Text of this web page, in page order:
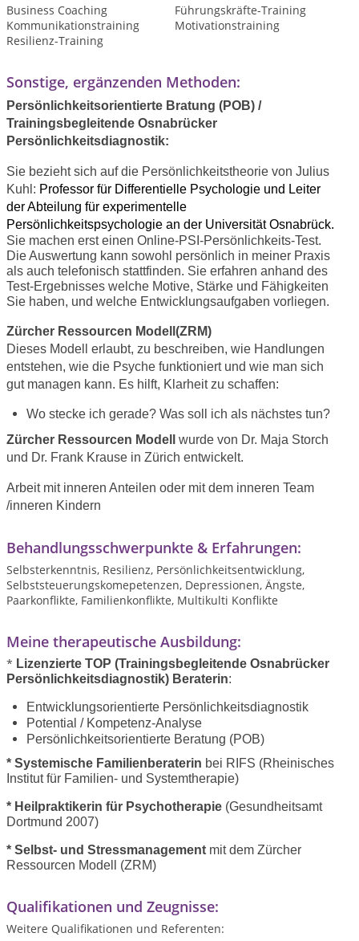
Business Coaching
Führungskräfte-Training
Kommunikationstraining
Motivationstraining
Resilienz-Training
Sonstige, ergänzenden Methoden:
Persönlichkeitsorientierte Bratung (POB) /
Trainingsbegleitende Osnabrücker
Persönlichkeitsdiagnostik:
Sie bezieht sich auf die Persönlichkeitstheorie von Julius
Kuhl: Professor für Differentielle Psychologie und Leiter
der Abteilung für experimentelle
Persönlichkeitspsychologie an der Universität Osnabrück.
Sie machen erst einen Online-PSI-Persönlichkeits-Test.
Die Auswertung kann sowohl persönlich in meiner Praxis
als auch telefonisch stattfinden. Sie erfahren anhand des
Test-Ergebnisses welche Motive, Stärke und Fähigkeiten
Sie haben, und welche Entwicklungsaufgaben vorliegen.
Zürcher Ressourcen Modell(ZRM)
Dieses Modell erlaubt, zu beschreiben, wie Handlungen
entstehen, wie die Psyche funktioniert und wie man sich
gut managen kann. Es hilft, Klarheit zu schaffen:
Wo stecke ich gerade? Was soll ich als nächstes tun?
Zürcher Ressourcen Modell
wurde von Dr. Maja Storch
und Dr. Frank Krause in Zürich entwickelt.
Arbeit mit inneren Anteilen oder mit dem inneren Team
/inneren Kindern
Behandlungsschwerpunkte & Erfahrungen:
Selbsterkenntnis, Resilienz, Persönlichkeitsentwicklung,
Selbststeuerungskomepetenzen, Depressionen, Ängste,
Paarkonflikte, Familienkonflikte, Multikulti Konflikte
Meine therapeutische Ausbildung:
* Lizenzierte TOP (Trainingsbegleitende Osnabrücker
Persönlichkeitsdiagnostik) Beraterin:
Entwicklungsorientierte Persönlichkeitsdiagnostik
Potential / Kompetenz-Analyse
Persönlichkeitsorientierte Beratung (POB)
* Systemische Familienberaterin bei RIFS (Rheinisches
Institut für Familien- und Systemtherapie)
* Heilpraktikerin für Psychotherapie (Gesundheitsamt
Dortmund 2007)
* Selbst- und Stressmanagement mit dem Zürcher
Ressourcen Modell (ZRM)
Qualifikationen und Zeugnisse:
Weitere Qualifikationen und Referenten: